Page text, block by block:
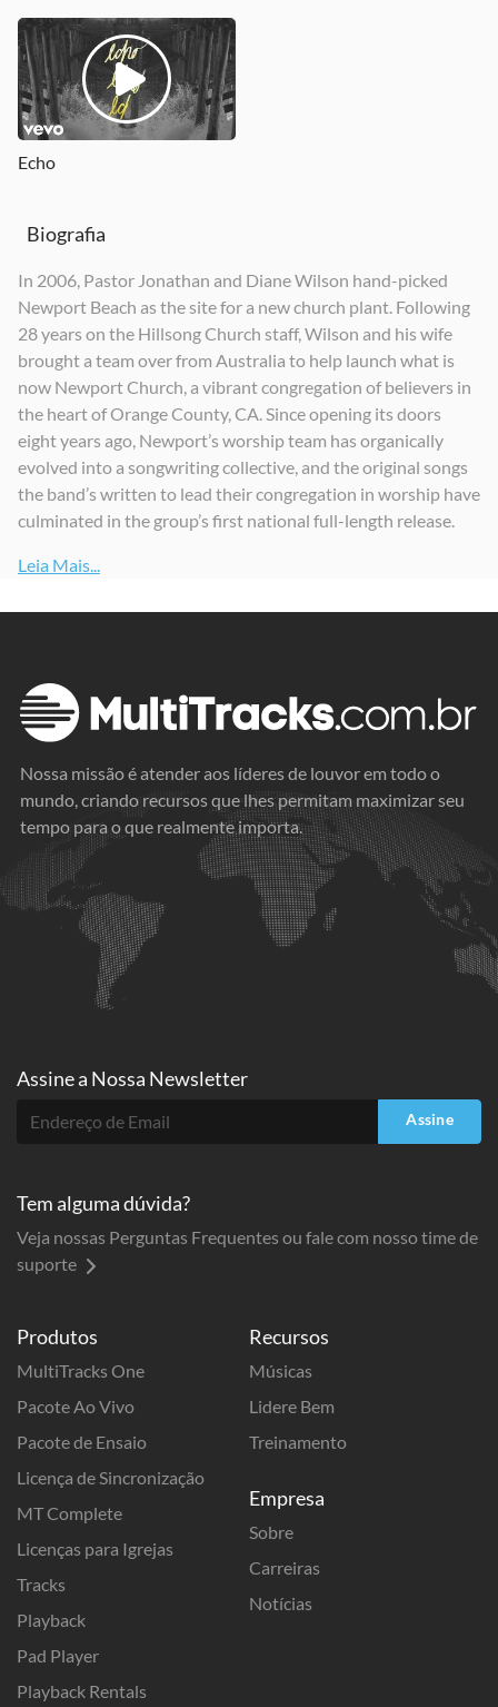
Echo
Biografia
In 2006, Pastor Jonathan and Diane Wilson hand-picked
Newport Beach as the site for a new church plant. Following
28 years on the Hillsong Church staff, Wilson and his wife
brought a team over from Australia to help launch what is
now Newport Church, a vibrant congregation of believers in
the heart of Orange County, CA. Since opening its doors
eight years ago, Newport’s worship team has organically
evolved into a songwriting collective, and the original songs
the band’s written to lead their congregation in worship have
culminated in the group’s first national full-length release.
Leia Mais...
Nossa missão é atender aos líderes de louvor em todo o
mundo, criando recursos que lhes permitam maximizar seu
tempo para o que realmente importa.
Produtos
MultiTracks One
Pacote Ao Vivo
Pacote de Ensaio
Licença de Sincronização
MT Complete
Licenças para Igrejas
Tracks
Playback
Pad Player
Playback Rentals
Recursos
Músicas
Lidere Bem
Treinamento
Empresa
Sobre
Carreiras
Notícias
Assine a Nossa Newsletter
Assine
Tem alguma dúvida?
Veja nossas Perguntas Frequentes ou fale com nosso time de
suporte